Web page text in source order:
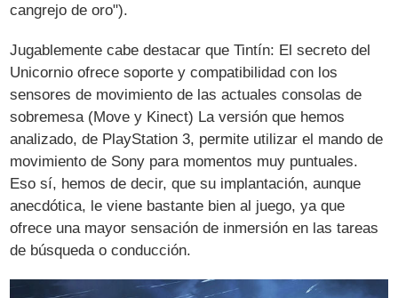
cangrejo de oro").
Jugablemente cabe destacar que Tintín: El secreto del
Unicornio ofrece soporte y compatibilidad con los
sensores de movimiento de las actuales consolas de
sobremesa (Move y Kinect) La versión que hemos
analizado, de PlayStation 3, permite utilizar el mando de
movimiento de Sony para momentos muy puntuales.
Eso sí, hemos de decir, que su implantación, aunque
anecdótica, le viene bastante bien al juego, ya que
ofrece una mayor sensación de inmersión en las tareas
de búsqueda o conducción.